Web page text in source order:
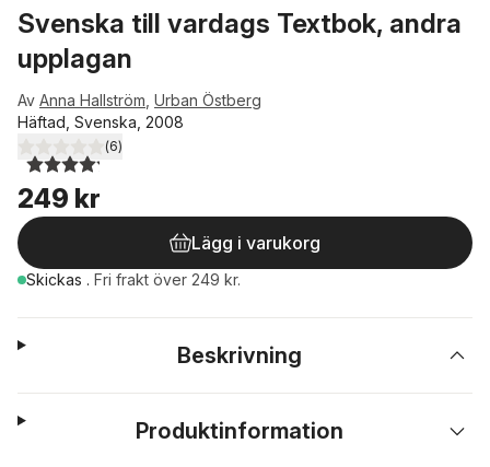
Svenska till vardags Textbok, andra
upplagan
Av Anna Hallström Urban Östberg
Häftad, Svenska, 2008
4,2utav 5 stjärnor. Totalt antal röster:
(6)
249 kr
Lägg i varukorg
Skickas . Fri frakt över 249 kr.
Beskrivning
Produktinformation